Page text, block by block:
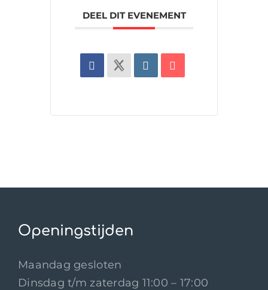
DEEL DIT EVENEMENT
Openingstijden
Maandag gesloten
Dinsdag t/m zaterdag 11:00 – 17:00